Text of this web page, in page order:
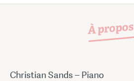
À propos
Christian Sands – Piano